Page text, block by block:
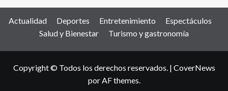
Actualidad Deportes Entretenimiento
Espectáculos
Salud y Bienestar
Turismo y gastronomía
Copyright © Todos los derechos reservados. | CoverNews
por AF themes.